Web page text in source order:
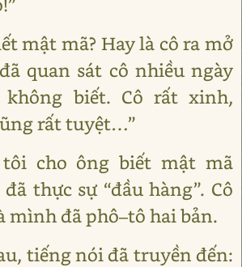
mật mã? Hay là cô ra mở
quan sát cô nhiều ngày
biết. Cô rất xinh,
rất tuyệt…”
tôi cho ông biết mật mã
thực sự “đầu hàng”. Cô
mình đã phô–tô hai bản.
tiếng nói đã truyền đến: